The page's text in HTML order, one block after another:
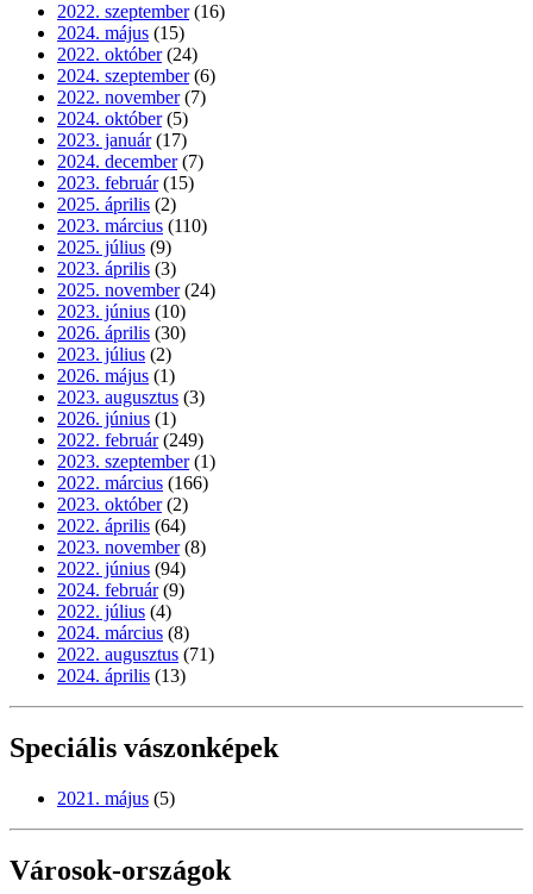
2022. szeptember (16)
2024. május (15)
2022. október (24)
2024. szeptember (6)
2022. november (7)
2024. október (5)
2023. január (17)
2024. december (7)
2023. február (15)
2025. április (2)
2023. március (110)
2025. július (9)
2023. április (3)
2025. november (24)
2023. június (10)
2026. április (30)
2023. július (2)
2026. május (1)
2023. augusztus (3)
2026. június (1)
2022. február (249)
2023. szeptember (1)
2022. március (166)
2023. október (2)
2022. április (64)
2023. november (8)
2022. június (94)
2024. február (9)
2022. július (4)
2024. március (8)
2022. augusztus (71)
2024. április (13)
Speciális vászonképek
2021. május (5)
Városok-országok